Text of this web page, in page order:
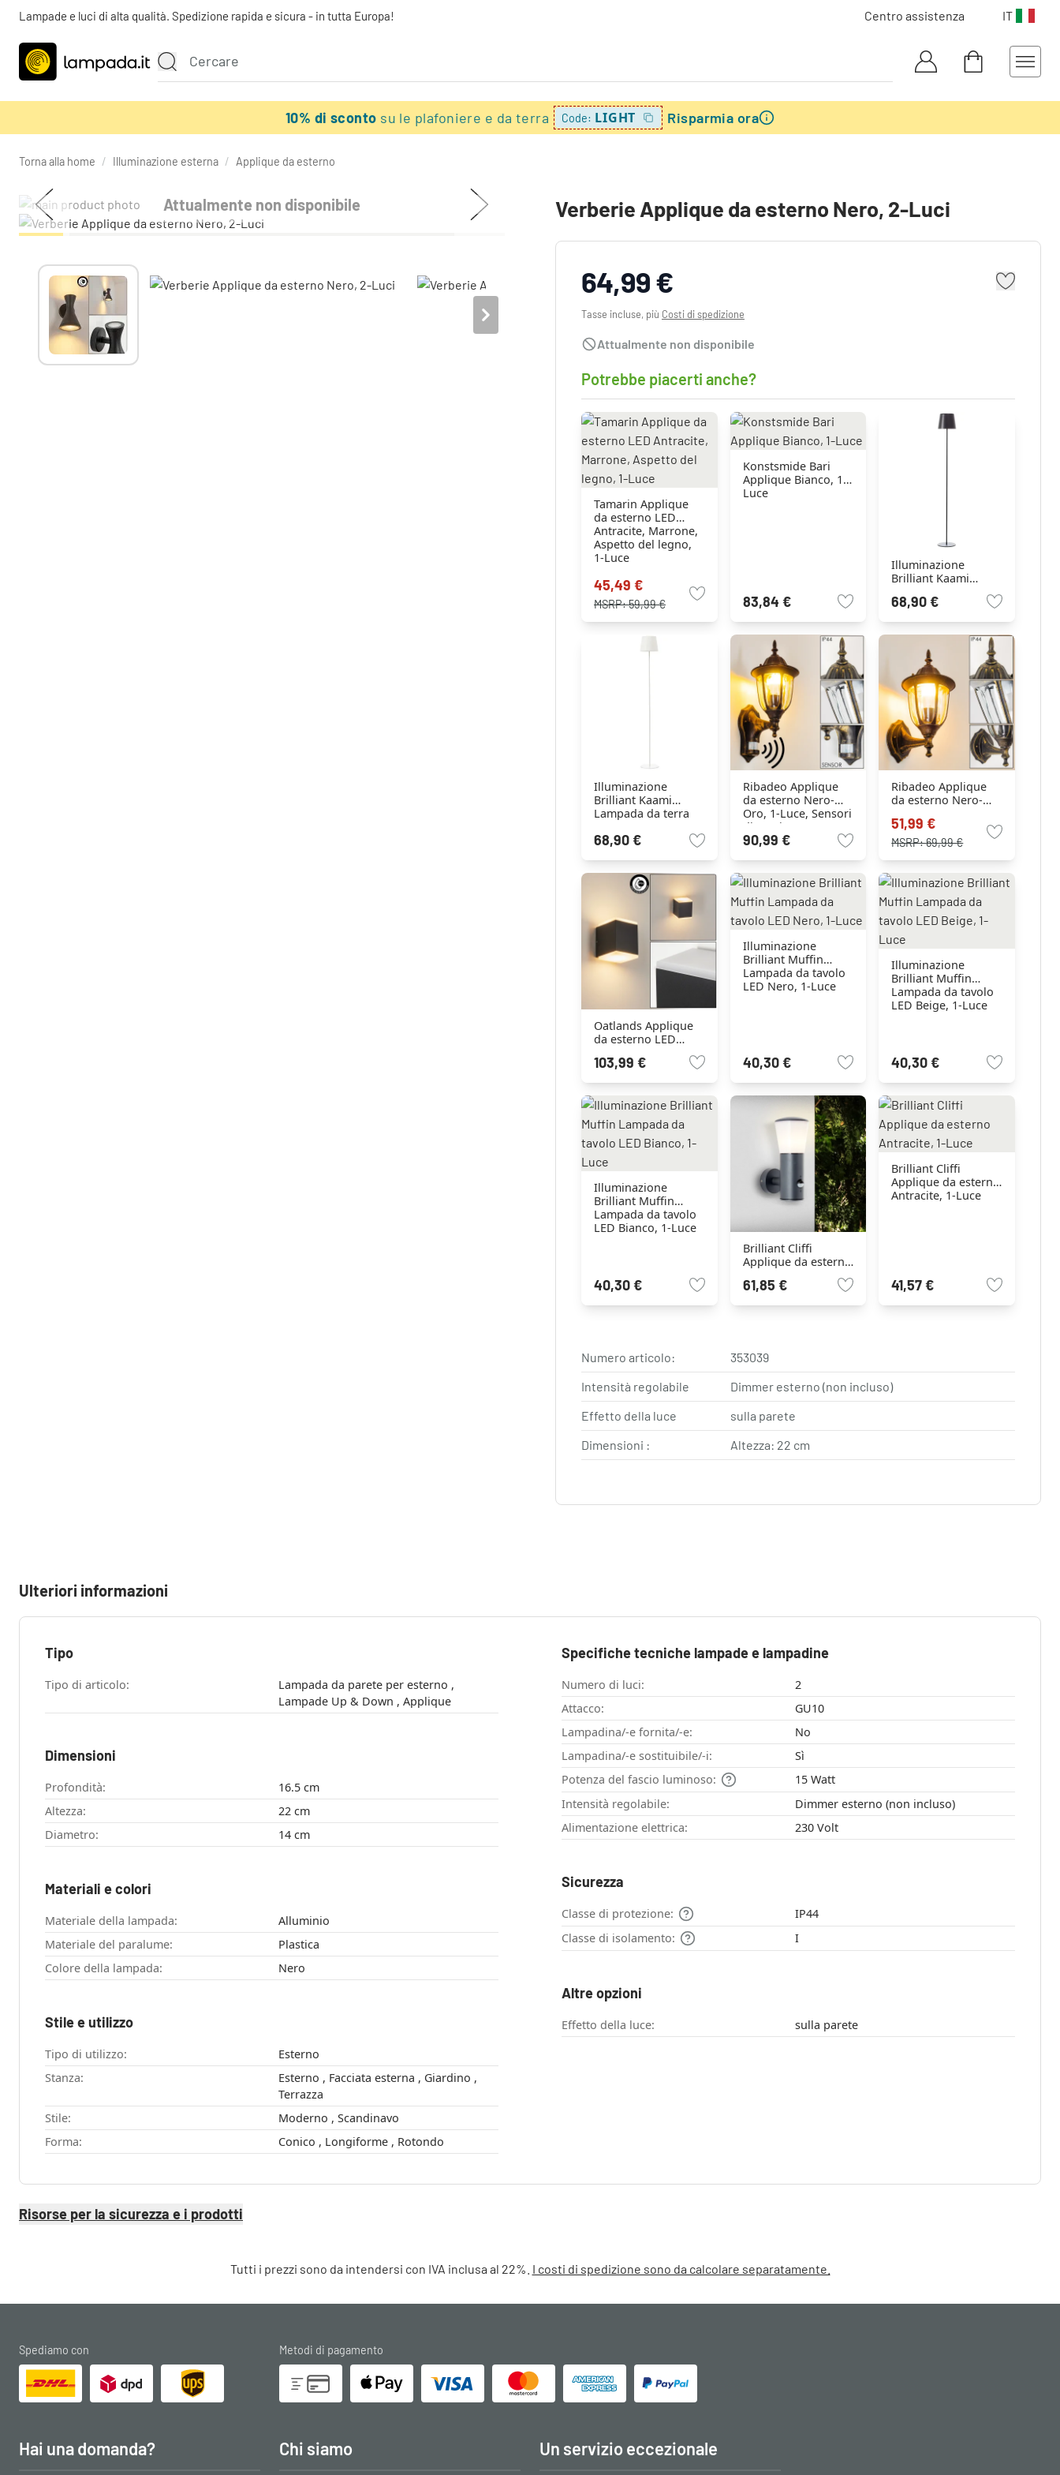
Lampade e luci di alta qualità. Spedizione rapida e sicura - in tutta Europa! Centro assistenza IT
10% di sconto su le plafoniere e da terra Code: LIGHT Risparmia ora
Torna alla home / Illuminazione esterna / Applique da esterno
Attualmente non disponibile Verberie Applique da esterno Nero, 2-Luci
64,99 €
Tasse incluse, più Costi di spedizione
Attualmente non disponibile
Potrebbe piacerti anche?
Tamarin Applique
da esterno LED
Antracite, Marrone,
Aspetto del legno,
1-Luce
45,49 €
MSRP:59,99 €
Konstsmide Bari
Applique Bianco, 1-
Luce
83,84 €
Illuminazione
Brilliant Kaami
per esterno LED
68,90 €
Illuminazione
Brilliant Kaami
Lampada da terra
Bianco, 1-Luce
68,90 €
Ribadeo Applique
da esterno Nero-
Oro, 1-Luce, Sensori
di movimento
90,99 €
Ribadeo Applique
da esterno Nero-
51,99 €
MSRP:69,99 €
Oatlands Applique
da esterno LED
103,99 €
Illuminazione
Brilliant Muffin
Lampada da tavolo
LED Nero, 1-Luce
40,30 €
Illuminazione
Brilliant Muffin
Lampada da tavolo
LED Beige, 1-Luce
40,30 €
Illuminazione
Brilliant Muffin
Lampada da tavolo
LED Bianco, 1-Luce
40,30 €
Brilliant Cliffi
Applique da esterno
Sensori di
61,85 €
Brilliant Cliffi
Applique da esterno
Antracite, 1-Luce
41,57 €
Numero articolo:
353039
Intensità regolabile
Dimmer esterno (non incluso)
Effetto della luce
sulla parete
Dimensioni :
Altezza: 22 cm
Ulteriori informazioni
Tipo
Tipo di articolo:
Lampada da parete per esterno ,
Lampade Up & Down , Applique
Dimensioni
Profondità:
16.5 cm
Altezza:
22 cm
Diametro:
14 cm
Materiali e colori
Materiale della lampada:
Alluminio
Materiale del paralume:
Plastica
Colore della lampada:
Nero
Stile e utilizzo
Tipo di utilizzo:
Esterno
Stanza:
Esterno , Facciata esterna , Giardino ,
Terrazza
Stile:
Moderno , Scandinavo
Forma:
Conico , Longiforme , Rotondo
Specifiche tecniche lampade e lampadine
Numero di luci:
2
Attacco:
GU10
Lampadina/-e fornita/-e:
No
Lampadina/-e sostituibile/-i:
Sì
Potenza del fascio luminoso:
15 Watt
Intensità regolabile:
Dimmer esterno (non incluso)
Alimentazione elettrica:
230 Volt
Sicurezza
Classe di protezione:
IP44
Classe di isolamento:
I
Altre opzioni
Effetto della luce: sulla parete
Risorse per la sicurezza e i prodotti
Tutti i prezzi sono da intendersi con IVA inclusa al 22%. I costi di spedizione sono da calcolare separatamente.
Spediamo con Metodi di pagamento
Hai una domanda? Chi siamo Un servizio eccezionale